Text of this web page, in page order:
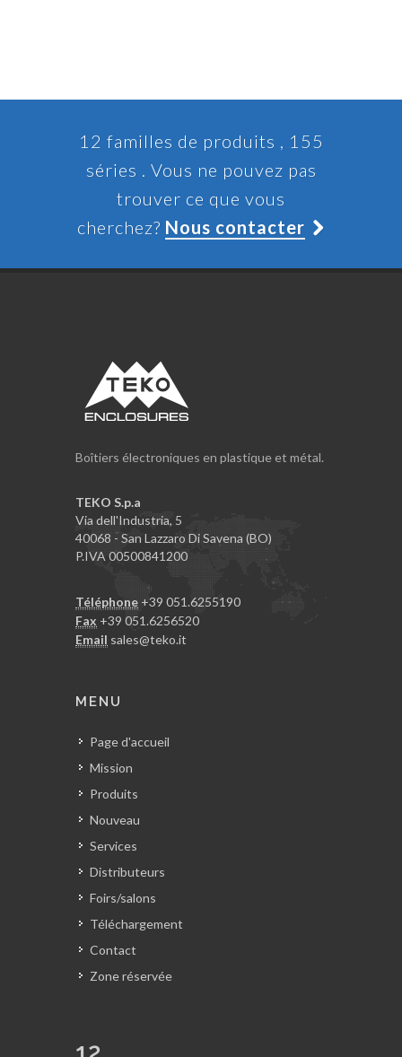
12 familles de produits , 155
séries . Vous ne pouvez pas
trouver ce que vous
cherchez? Nous contacter
Boîtiers électroniques en plastique et métal.
TEKO S.p.a
Via dell'Industria, 5
40068 - San Lazzaro Di Savena (BO)
P.IVA 00500841200
Téléphone +39 051.6255190
Fax +39 051.6256520
Email sales@teko.it
MENU
Page d'accueil
Mission
Produits
Nouveau
Services
Distributeurs
Foirs/salons
Téléchargement
Contact
Zone réservée